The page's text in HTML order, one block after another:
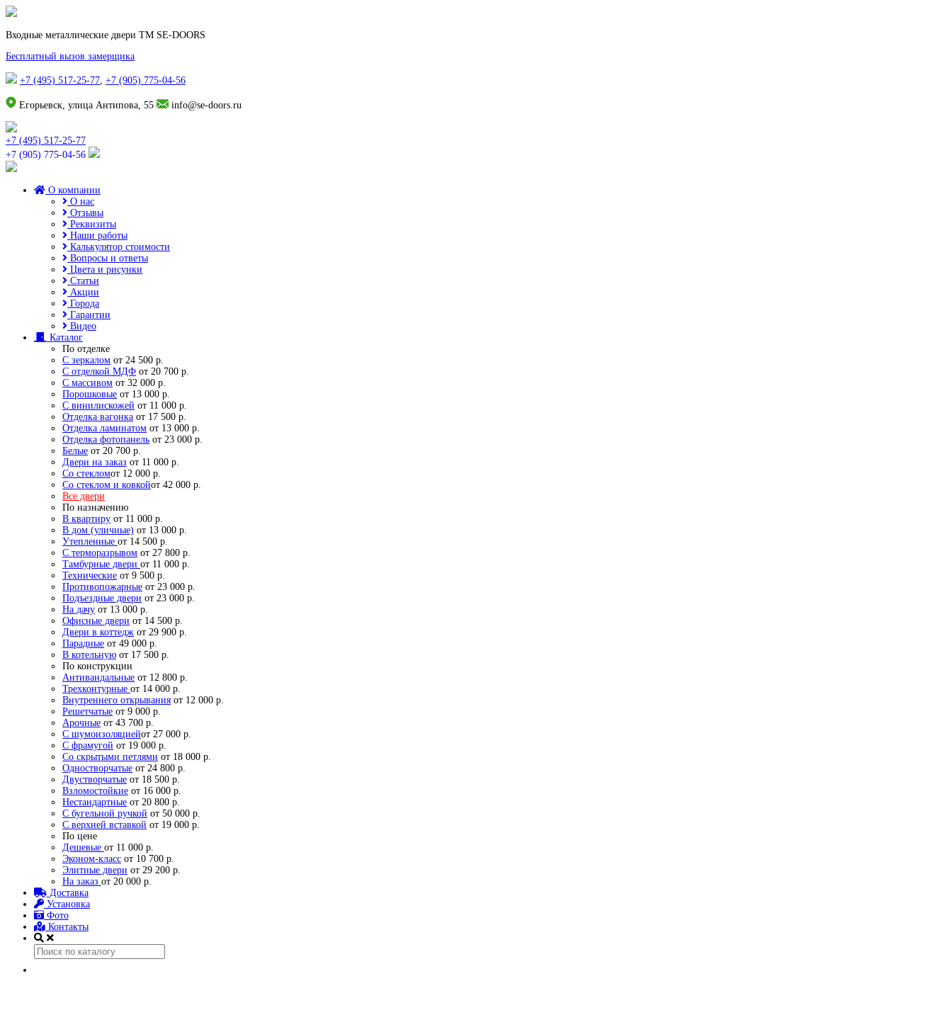
Входные металлические двери TM SE-DOORS
Бесплатный вызов замерщика
+7 (495) 517-25-77, +7 (905) 775-04-56
Егорьевск, улица Антипова, 55 info@se-doors.ru
+7 (495) 517-25-77
+7 (905) 775-04-56
О компании
О нас
Отзывы
Реквизиты
Наши работы
Калькулятор стоимости
Вопросы и ответы
Цвета и рисунки
Статьи
Акции
Города
Гарантии
Видео
Каталог
По отделке
С зеркалом от 24 500 р.
С отделкой МДФ от 20 700 р.
С массивом от 32 000 р.
Порошковые от 13 000 р.
С винилискожей от 11 000 р.
Отделка вагонка от 17 500 р.
Отделка ламинатом от 13 000 р.
Отделка фотопанель от 23 000 р.
Белые от 20 700 р.
Двери на заказ от 11 000 р.
Со стекломот 12 000 р.
Со стеклом и ковкойот 42 000 р.
Все двери
По назначению
В квартиру от 11 000 р.
В дом (уличные) от 13 000 р.
Утепленные от 14 500 р.
С терморазрывом от 27 800 р.
Тамбурные двери от 11 000 р.
Технические от 9 500 р.
Противопожарные от 23 000 р.
Подъездные двери от 23 000 р.
На дачу от 13 000 р.
Офисные двери от 14 500 р.
Двери в коттедж от 29 900 р.
Парадные от 49 000 р.
В котельную от 17 500 р.
По конструкции
Антивандальные от 12 800 р.
Трехконтурные от 14 000 р.
Внутреннего открывания от 12 000 р.
Решетчатые от 9 000 р.
Арочные от 43 700 р.
С шумоизоляциейот 27 000 р.
С фрамугой от 19 000 р.
Со скрытыми петлями от 18 000 р.
Одностворчатые от 24 800 р.
Двустворчатые от 18 500 р.
Взломостойкие от 16 000 р.
Нестандартные от 20 800 р.
С бугельной ручкой от 50 000 р.
С верхней вставкой от 19 000 р.
По цене
Дешевые от 11 000 р.
Эконом-класс от 10 700 р.
Элитные двери от 29 200 р.
На заказ от 20 000 р.
Доставка
Установка
Фото
Контакты